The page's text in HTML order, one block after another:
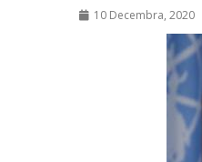
10 Decembra, 2020